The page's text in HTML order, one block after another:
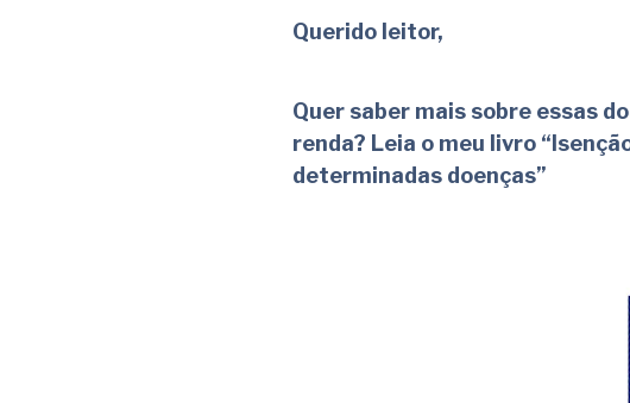
Querido leitor,
Quer saber mais sobre essas
renda? Leia o meu livro
determinadas doenças”